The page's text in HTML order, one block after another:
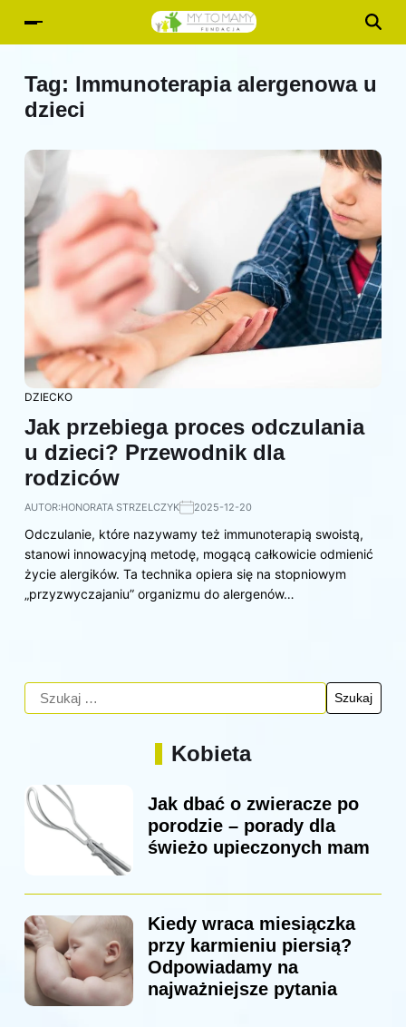
Tag: Immunoterapia alergenowa u
dzieci
DZIECKO
Jak przebiega proces odczulania
u dzieci? Przewodnik dla
rodziców
AUTOR:HONORATA STRZELCZYK 2025-12-20
Odczulanie, które nazywamy też immunoterapią swoistą,
stanowi innowacyjną metodę, mogącą całkowicie odmienić
życie alergików. Ta technika opiera się na stopniowym
„przyzwyczajaniu” organizmu do alergenów…
Kobieta
Jak dbać o zwieracze po
porodzie – porady dla
świeżo upieczonych mam
Kiedy wraca miesiączka
przy karmieniu piersią?
Odpowiadamy na
najważniejsze pytania